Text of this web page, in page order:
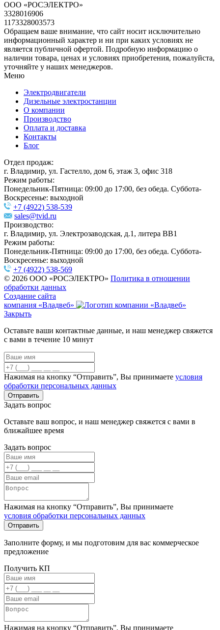
ООО «РОСЭЛЕКТРО»
3328016906
1173328003573
Обращаем ваше внимание, что сайт носит исключительно
информационный характер и ни при каких условиях не
является публичной офертой. Подробную информацию о
наличии товара, ценах и условиях приобретения, пожалуйста,
уточняйте у наших менеджеров.
Меню
Электродвигатели
Дизельные электростанции
О компании
Производство
Оплата и доставка
Контакты
Блог
Отдел продаж:
г. Владимир, ул. Гастелло, дом 6, этаж 3, офис 318
Режим работы:
Понедельник-Пятница: 09:00 до 17:00, без обеда. Суббота-
Воскресенье: выходной
+7 (4922) 538-539
sales@tvid.ru
Производство:
г. Владимир, ул. Электрозаводская, д.1, литера ВВ1
Режим работы:
Понедельник-Пятница: 09:00 до 17:00, без обеда. Суббота-
Воскресенье: выходной
+7 (4922) 538-569
© 2026 ООО «РОСЭЛЕКТРО» Политика в отношении
обработки данных
Создание сайта
компания «Владвеб»
Закрыть
Оставьте ваши контактные данные, и наш менеджер свяжется
с вами в течение 10 минут
Нажимая на кнопку “Отправить”, Вы принимаете условия
обработки персональных данных
Задать вопрос
Оставьте ваш вопрос, и наш менеджер свяжется с вами в
ближайшее время
Задать вопрос
Нажимая на кнопку “Отправить”, Вы принимаете
условия обработки персональных данных
Заполните форму, и мы подготовим для вас коммерческое
предложение
Получить КП
Нажимая на кнопку “Отправить”, Вы принимаете